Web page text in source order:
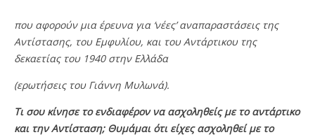
που αφορούν μια έρευνα για ‘νέες’ αναπαραστάσεις της
Αντίστασης, του Εμφυλίου, και του Αντάρτικου της
δεκαετίας του 1940 στην Ελλάδα
(ερωτήσεις του Γιάννη Μυλωνά).
Τι σου κίνησε το ενδιαφέρον να ασχοληθείς με το αντάρτικο
και την Αντίσταση; Θυμάμαι ότι είχες ασχοληθεί με το